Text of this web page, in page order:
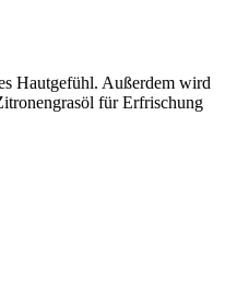
Hautgefühl. Außerdem wird
für Erfrischung